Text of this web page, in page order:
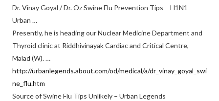
Dr. Vinay Goyal / Dr. Oz Swine Flu Prevention Tips – H1N1
Urban …
Presently, he is heading our Nuclear Medicine Department and
Thyroid clinic at Riddhivinayak Cardiac and Critical Centre,
Malad (W). …
http://urbanlegends.about.com/od/medical/a/dr_vinay_goyal_swi
ne_flu.htm
Source of Swine Flu Tips Unlikely – Urban Legends